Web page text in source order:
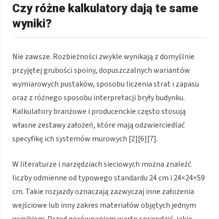
Czy różne kalkulatory dają te same
wyniki?
Nie zawsze. Rozbieżności zwykle wynikają z domyślnie
przyjętej grubości spoiny, dopuszczalnych wariantów
wymiarowych pustaków, sposobu liczenia strat i zapasu
oraz z różnego sposobu interpretacji bryły budynku.
Kalkulatory branżowe i producenckie często stosują
własne zestawy założeń, które mają odzwierciedlać
specyfikę ich systemów murowych [2][6][7].
W literaturze i narzędziach sieciowych można znaleźć
liczby odmienne od typowego standardu 24 cm i 24×24×59
cm. Takie rozjazdy oznaczają zazwyczaj inne założenia
wejściowe lub inny zakres materiałów objętych jednym